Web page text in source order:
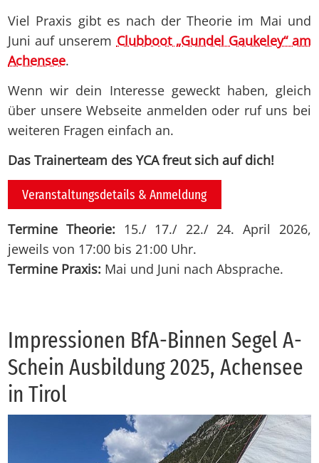
Viel Praxis gibt es nach der Theorie im Mai und
Juni auf unserem Clubboot „Gundel Gaukeley“ am
Achensee.
Wenn wir dein Interesse geweckt haben, gleich
über unsere Webseite anmelden oder ruf uns bei
weiteren Fragen einfach an.
Das Trainerteam des YCA freut sich auf dich!
Veranstaltungsdetails & Anmeldung
Termine Theorie: 15./ 17./ 22./ 24. April 2026,
jeweils von 17:00 bis 21:00 Uhr.
Termine Praxis: Mai und Juni nach Absprache.
Im­pres­sio­nen BfA-Bin­nen Se­gel A-
Schein Aus­bil­dung 2025, Achen­see
in Ti­rol